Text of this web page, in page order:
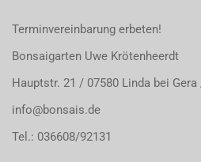
Terminvereinbarung erbeten!
Bonsaigarten Uwe Krötenheerdt
Hauptstr. 21 / 07580 Linda bei
info@bonsais.de
Tel.: 036608/92131